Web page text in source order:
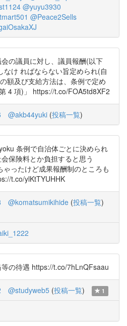
@yuyu3930
@Peace2Sells
会の議員に対し、議員報酬(以下
なけ ればならない旨定められ(自
額及び支給方法は、条例で定め
4 項)」 https://t.co/FOA5td8XF2
@akb44yuki (投稿一覧)
条例で自治体ごとに決められ
保険料とか負担すると思う
ったけど成果報酬制のところも
t.co/ylKtTYUHHK
@komatsumikihide (投稿一覧)
の待遇 https://t.co/7hLnQFsaau
@studyweb5 (投稿一覧) 1